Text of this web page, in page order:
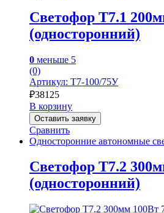
Светофор Т7.1
(односторонний)
0 меньше 5
(0)
Артикул: Т7-100/75У
₽38125
В корзину
Оставить заявку
Сравнить
Односторонние автономные
Светофор Т7.2
(односторонний)